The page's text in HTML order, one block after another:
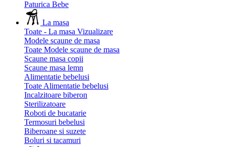
Paturica Bebe
La masa
Toate - La masa Vizualizare
Modele scaune de masa
Toate Modele scaune de masa
Scaune masa copii
Scaune masa lemn
Alimentatie bebelusi
Toate Alimentatie bebelusi
Incalzitoare biberon
Sterilizatoare
Roboti de bucatarie
Termosuri bebelusi
Biberoane si suzete
Boluri si tacamuri